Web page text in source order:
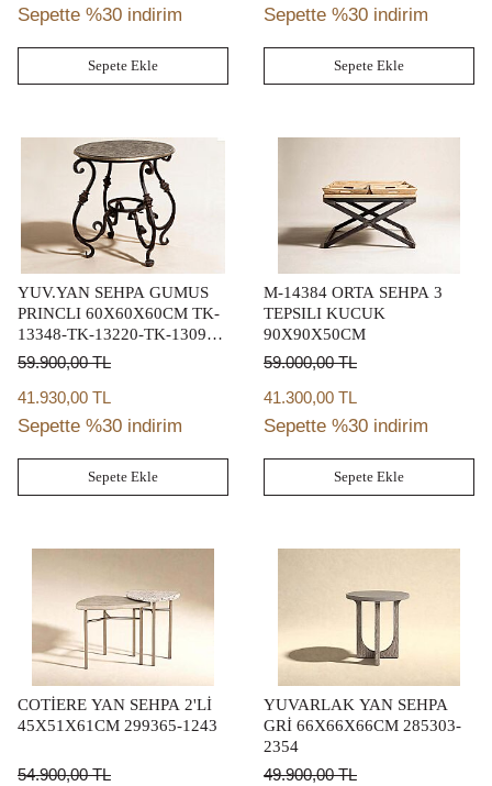
Sepette %30 indirim
Sepete Ekle
Sepette %30 indirim
Sepete Ekle
YUV.YAN SEHPA GUMUS
PRINCLI 60X60X60CM TK-
13348-TK-13220-TK-13097-
TK-13141-TK-13075-TK-
012974-7160-6452-9321-TK-
11534-TK-013288-TK-
013967-TK-013969-TK-
013504-TK-013871
59.900,00TL
41.930,00 TL
Sepette %30 indirim
Sepete Ekle
M-14384 ORTA SEHPA 3
TEPSILI KUCUK
90X90X50CM
59.000,00TL
41.300,00 TL
Sepette %30 indirim
Sepete Ekle
COTİERE YAN SEHPA 2'Lİ
45X51X61CM 299365-1243
54.900,00TL
YUVARLAK YAN SEHPA
GRİ 66X66X66CM 285303-
2354
49.900,00TL